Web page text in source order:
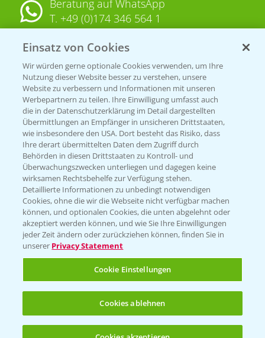
Beratung auf WhatsApp
T. +49 (0)174 346 564 1
KONTAKT
Hilfe in Notfällen
T.+49 (0)214/30-20220
Folgen Sie uns
Allgemeine Nutzungsbedingungen
Datenschutzerklärung
Impressum
Gebrauchshinweise
Einsatz von Cookies
Wir würden gerne optionale Cookies verwenden, um Ihre
Nutzung dieser Website besser zu verstehen, unsere
Website zu verbessern und Informationen mit unseren
Werbepartnern zu teilen. Ihre Einwilligung umfasst auch
die in der Datenschutzerklärung im Detail dargestellten
Übermittlungen an Empfänger in unsicheren Drittstaaten,
wie insbesondere den USA. Dort besteht das Risiko, dass
Ihre derart übermittelten Daten dem Zugriff durch
Behörden in diesen Drittstaaten zu Kontroll- und
Überwachungszwecken unterliegen und dagegen keine
wirksamen Rechtsbehelfe zur Verfügung stehen.
Detaillierte Informationen zu unbedingt notwendigen
Cookies, ohne die wir die Webseite nicht verfügbar machen
können, und optionalen Cookies, die unten abgelehnt oder
akzeptiert werden können, und wie Sie Ihre Einwilligungen
jeder Zeit ändern oder zurückziehen können, finden Sie in
unserer Privacy Statement
Cookie Einstellungen
Cookies ablehnen